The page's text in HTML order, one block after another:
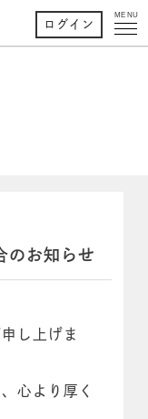
MENU
ログイン
お知らせ
し上げま
心より厚く